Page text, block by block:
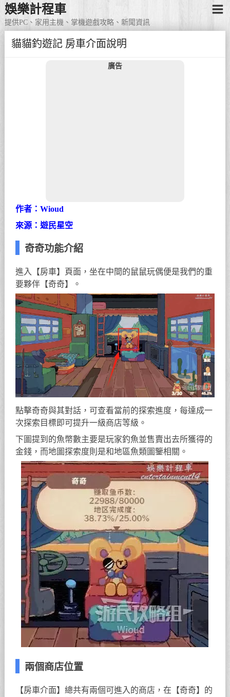
娛樂計程車
提供PC、家用主機、掌機遊戲攻略、新聞資訊
貓貓釣遊記 房車介面說明
廣告
作者：Wioud
來源：遊民星空
奇奇功能介紹
進入【房車】頁面，坐在中間的鼠鼠玩偶便是我們的重
要夥伴【奇奇】。
點擊奇奇與其對話，可查看當前的探索進度，每達成一
次探索目標即可提升一級商店等級。
下圖提到的魚幣數主要是玩家釣魚並售賣出去所獲得的
金錢，而地圖探索度則是和地區魚類圖鑒相關。
兩個商店位置
【房車介面】總共有兩個可進入的商店，在【奇奇】的